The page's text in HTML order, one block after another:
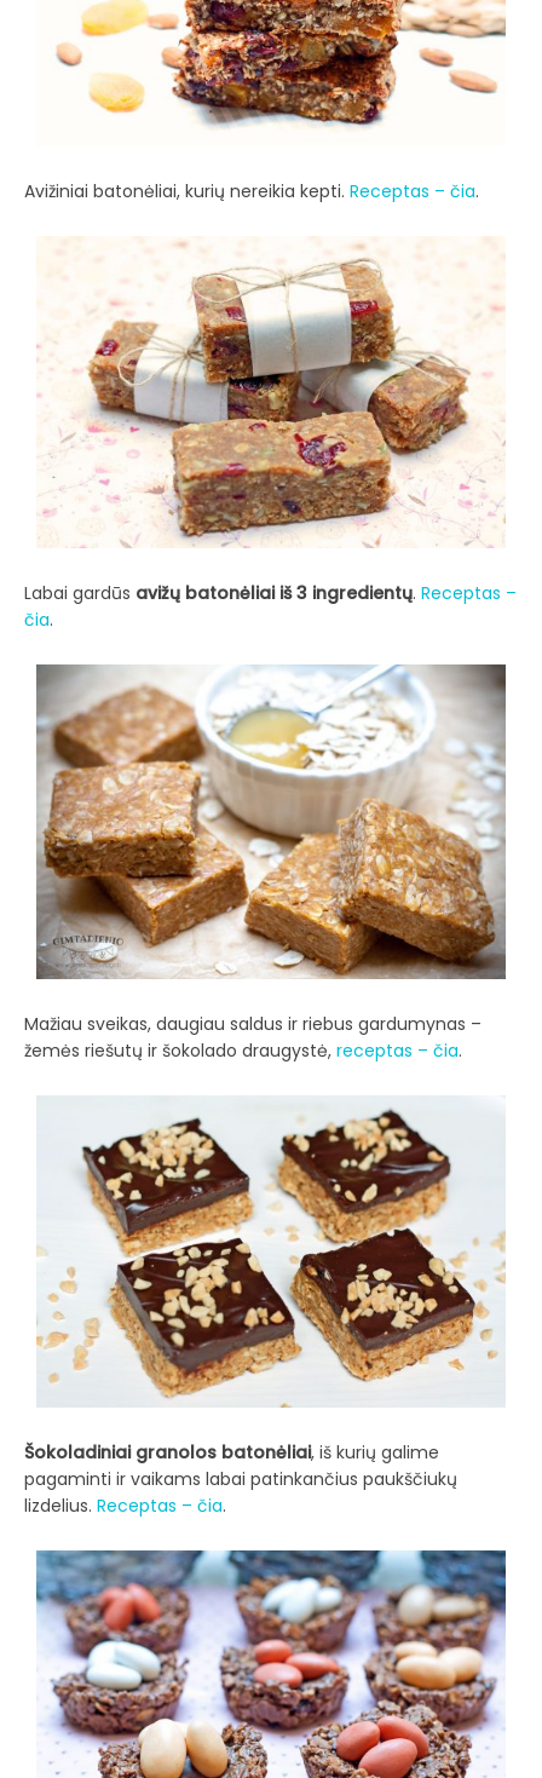
Avižiniai batonėliai, kurių nereikia kepti. Receptas – čia.
Labai gardūs avižų batonėliai iš 3 ingredientų. Receptas –
čia.
Mažiau sveikas, daugiau saldus ir riebus gardumynas –
žemės riešutų ir šokolado draugystė, receptas – čia.
Šokoladiniai granolos batonėliai, iš kurių galime
pagaminti ir vaikams labai patinkančius paukščiukų
lizdelius. Receptas – čia.